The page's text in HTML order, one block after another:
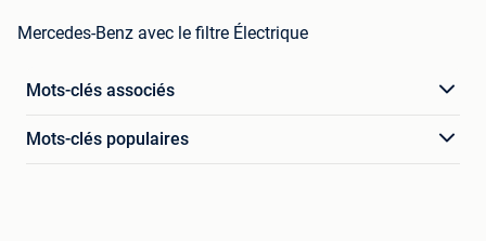
Mercedes-Benz avec le filtre Électrique
Mots-clés associés
Mots-clés populaires